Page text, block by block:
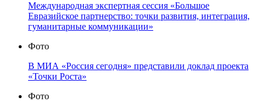
Международная экспертная сессия «Большое
Евразийское партнерство: точки развития, интеграция,
гуманитарные коммуникации»
Фото
В МИА «Россия сегодня» представили доклад проекта
«Точки Роста»
Фото